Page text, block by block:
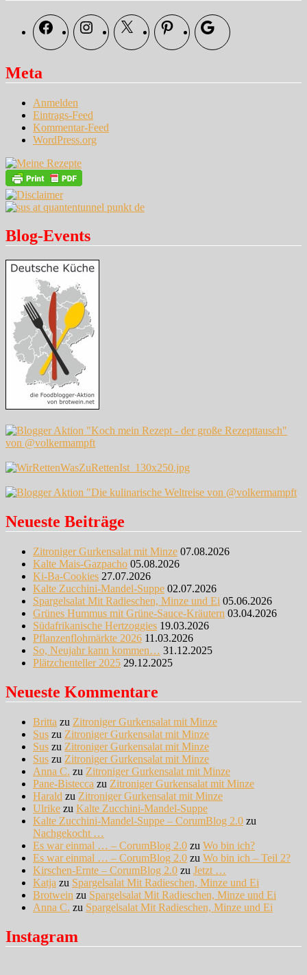
FacebookInstagramX Pinterest Google
Meta
Anmelden
Eintrags-Feed
Kommentar-Feed
WordPress.org
Blog-Events
Neueste Beiträge
Zitroniger Gurkensalat mit Minze 07.08.2026
Kalte Mais-Gazpacho 05.08.2026
Ki-Ba-Cookies 27.07.2026
Kalte Zucchini-Mandel-Suppe 02.07.2026
Spargelsalat Mit Radieschen, Minze und Ei 05.06.2026
Grünes Hummus mit Grüne-Sauce-Kräutern 03.04.2026
Südafrikanische Hertzoggies 19.03.2026
Pflanzenflohmärkte 2026 11.03.2026
So, Neujahr kann kommen… 31.12.2025
Plätzchenteller 2025 29.12.2025
Neueste Kommentare
Britta zu Zitroniger Gurkensalat mit Minze
Sus zu Zitroniger Gurkensalat mit Minze
Sus zu Zitroniger Gurkensalat mit Minze
Sus zu Zitroniger Gurkensalat mit Minze
Anna C. zu Zitroniger Gurkensalat mit Minze
Pane-Bistecca zu Zitroniger Gurkensalat mit Minze
Harald zu Zitroniger Gurkensalat mit Minze
Ulrike zu Kalte Zucchini-Mandel-Suppe
Kalte Zucchini-Mandel-Suppe – CorumBlog 2.0 zu
Nachgekocht …
Es war einmal … – CorumBlog 2.0 zu Wo bin ich?
Es war einmal … – CorumBlog 2.0 zu Wo bin ich – Teil 2?
Kirschen-Ernte – CorumBlog 2.0 zu Jetzt …
Katja zu Spargelsalat Mit Radieschen, Minze und Ei
Brotwein zu Spargelsalat Mit Radieschen, Minze und Ei
Anna C. zu Spargelsalat Mit Radieschen, Minze und Ei
Instagram